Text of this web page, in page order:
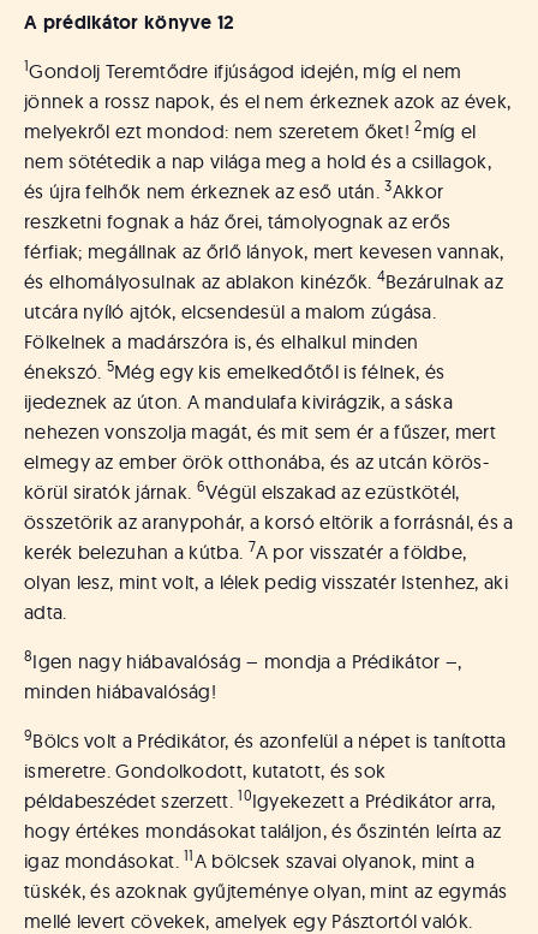
t
s
o
k
e
-
L
a
p
j
a
A prédikátor könyve 12
1Gondolj Teremtődre ifjúságod idején, míg el nem
jönnek a rossz napok, és el nem érkeznek azok az évek,
melyekről ezt mondod: nem szeretem őket!2míg el
nem sötétedik a nap világa meg a hold és a csillagok,
és újra felhők nem érkeznek az eső után.3Akkor
reszketni fognak a ház őrei, támolyognak az erős
férfiak; megállnak az őrlő lányok, mert kevesen vannak,
és elhomályosulnak az ablakon kinézők. 4Bezárulnak az
utcára nyíló ajtók, elcsendesül a malom zúgása.
Fölkelnek a madárszóra is, és elhalkul minden
énekszó. 5Még egy kis emelkedőtől is félnek, és
ijedeznek az úton. A mandulafa kivirágzik, a sáska
nehezen vonszolja magát, és mit sem ér a fűszer, mert
elmegy az ember örök otthonába, és az utcán körös-
körül siratók járnak. 6Végül elszakad az ezüstkötél,
összetörik az aranypohár, a korsó eltörik a forrásnál, és a
kerék belezuhan a kútba. 7A por visszatér a földbe,
olyan lesz, mint volt, a lélek pedig visszatér Istenhez, aki
adta.
8Igen nagy hiábavalóság – mondja a Prédikátor –,
minden hiábavalóság!
9Bölcs volt a Prédikátor, és azonfelül a népet is tanította
ismeretre. Gondolkodott, kutatott, és sok
példabeszédet szerzett. 10Igyekezett a Prédikátor arra,
hogy értékes mondásokat találjon, és őszintén leírta az
igaz mondásokat. 11A bölcsek szavai olyanok, mint a
tüskék, és azoknak gyűjteménye olyan, mint az egymás
mellé levert cövekek, amelyek egy Pásztortól valók.